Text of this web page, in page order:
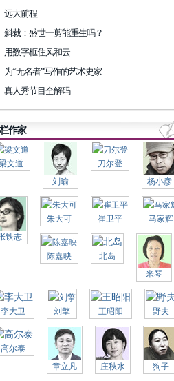
远大前程
斜裁：盛世一剪能重生吗？
用数字框住风和云
为“无名者”写作的艺术史家
真人秀节目全解码
作家
文道
刘瑜
刀尔登
杨小彦
铁志
朱大可 崔卫平 马家辉
陈嘉映
北岛
米琴
李大卫 刘擎 王昭阳 野夫
高尔泰
章立凡
庄秋水 狗子